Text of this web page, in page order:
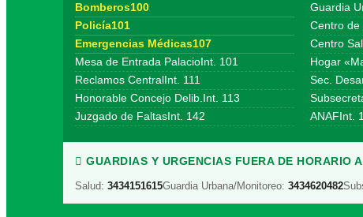
Bomberos100
Policía101
Emergencias Médicas107
Mesa de Entrada PalacioInt. 101
Reclamos CentralInt. 111
Honorable Concejo Delib.Int. 113
Juzgado de FaltasInt. 142
Guardia
Centro de
Centro
Hogar
Sec.
ANAFInt.
GUARDIAS Y URGENCIAS FUERA DE HORARIO
Salud: 3434151615Guardia Urbana/Monitoreo: 3434620482